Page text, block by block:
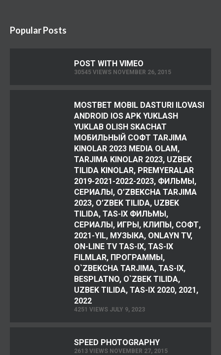
Popular Posts
POST WITH VIMEO
30545 VIEWS NOVEMBER 26, 2015
MOSTBET MOBIL DASTURI ILOVASI
ANDROID IOS APK YUKLASH
YUKLAB OLISH SKACHAT
МОБИЛЬНЫЙ СОФТ TARJIMA
KINOLAR 2023 MEDIA OLAM,
TARJIMA KINOLAR 2023, UZBEK
TILIDA KINOLAR, PREMYERALAR
2019-2021-2022-2023, ФИЛЬМЫ,
СЕРИАЛЫ, O’ZBEKCHA TARJIMA
2023, O’ZBEK TILIDA, UZBEK
TILIDA, TAS-IX ФИЛЬМЫ,
СЕРИАЛЫ, ИГРЫ, КЛИПЫ, СОФТ,
2021-YIL, МУЗЫКА, ONLAYN TV,
ON-LINE TV TAS-IX, TAS-IX
FILMLAR, ПРОГРАММЫ,
O`ZBEKCHA TARJIMA, TAS-IX,
BESPLATNO, O`ZBEK TILIDA,
UZBEK TILIDA, TAS-IX 2020, 2021,
2022
4251 VIEWS JULY 9, 2023
SPEED PHOTOGRAPHY
2613 VIEWS NOVEMBER 27, 2015